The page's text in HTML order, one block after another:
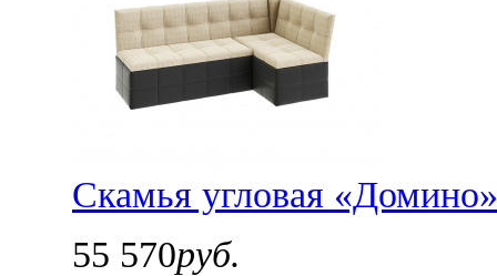
Скамья угловая
55 570руб.